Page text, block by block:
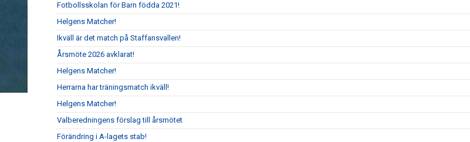
Fotbollsskolan för Barn födda 2021!
Helgens Matcher!
Ikväll är det match på Staffansvallen!
Årsmöte 2026 avklarat!
Helgens Matcher!
Herrarna har träningsmatch ikväll!
Helgens Matcher!
Valberedningens förslag till årsmötet
Förändring i A-lagets stab!